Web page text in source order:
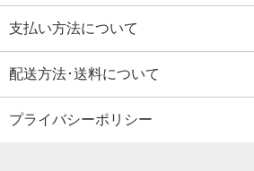
支払い方法について
配送方法･送料について
プライバシーポリシー